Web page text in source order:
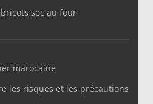
sec au four
marocaine
les risques et les précautions